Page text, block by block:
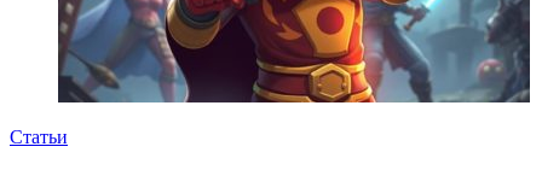
Статьи